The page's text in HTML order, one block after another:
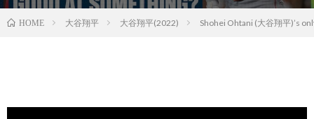
HOME 大谷翔平 大谷翔平(2022) Shohei Ohtani (大谷翔平)’s